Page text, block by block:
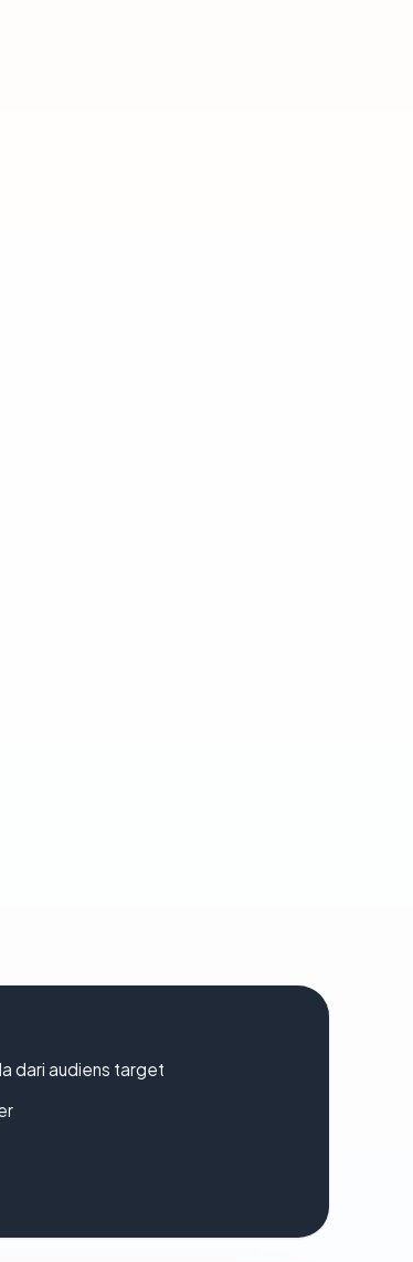
dari audiens target